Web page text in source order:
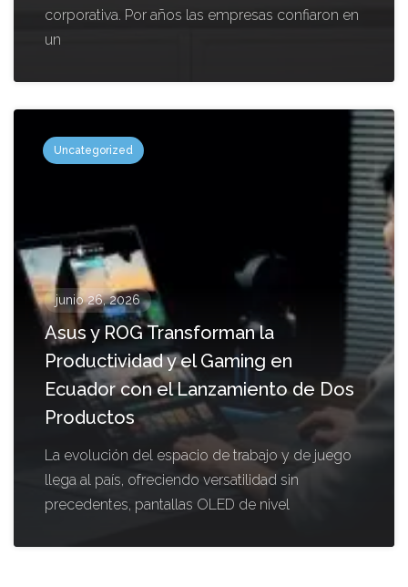
corporativa. Por años las empresas confiaron en
un
Uncategorized
junio 26, 2026
Asus y ROG Transforman la
Productividad y el Gaming en
Ecuador con el Lanzamiento de Dos
Productos
La evolución del espacio de trabajo y de juego
llega al país, ofreciendo versatilidad sin
precedentes, pantallas OLED de nivel